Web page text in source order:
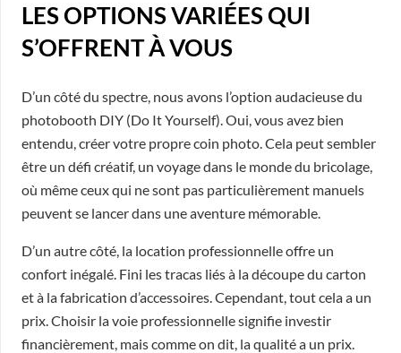
LES OPTIONS VARIÉES QUI
S’OFFRENT À VOUS
D’un côté du spectre, nous avons l’option audacieuse du
photobooth DIY (Do It Yourself). Oui, vous avez bien
entendu, créer votre propre coin photo. Cela peut sembler
être un défi créatif, un voyage dans le monde du bricolage,
où même ceux qui ne sont pas particulièrement manuels
peuvent se lancer dans une aventure mémorable.
D’un autre côté, la location professionnelle offre un
confort inégalé. Fini les tracas liés à la découpe du carton
et à la fabrication d’accessoires. Cependant, tout cela a un
prix. Choisir la voie professionnelle signifie investir
financièrement, mais comme on dit, la qualité a un prix.